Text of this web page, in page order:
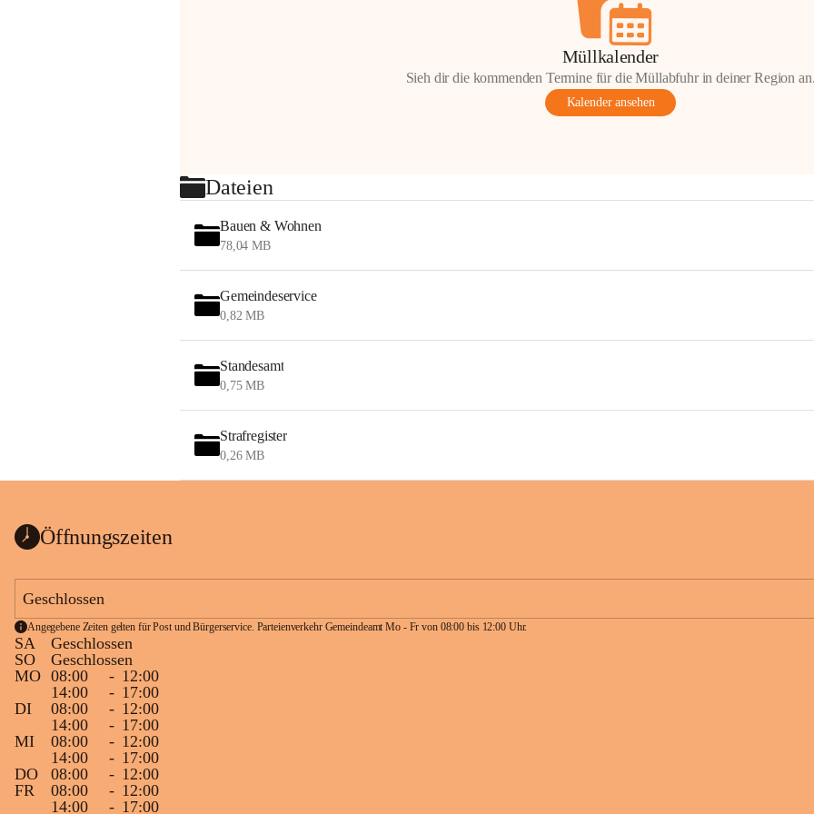
Müllkalender
Sieh dir die kommenden Termine für die Müllabfuhr in deiner Region
Kalender ansehen
Dateien
Bauen & Wohnen
78,04 MB
Gemeindeservice
0,82 MB
Standesamt
0,75 MB
Strafregister
0,26 MB
Öffnungszeiten
Geschlossen
Angegebene Zeiten gelten für Post und Bürgerservice. Parteienverkehr Gemeindeamt Mo - Fr von 08:00 bis 12:00 Uhr.
SA
Geschlossen
SO
Geschlossen
MO 08:00 - 12:00
14:00
- 17:00
DI
08:00 - 12:00
14:00
- 17:00
MI
08:00 - 12:00
14:00
- 17:00
DO
08:00 - 12:00
FR
08:00 - 12:00
14:00
- 17:00